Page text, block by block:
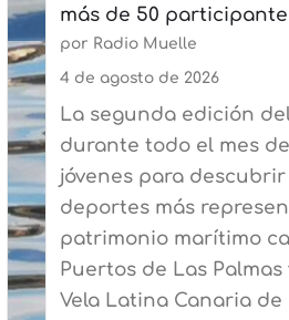
acumulado
del
6,8%
más de 50
por Radio Muelle
4 de agosto de 2026
La segunda edición
durante todo el mes
jóvenes para
deportes más
patrimonio marítimo
Puertos de Las
Vela Latina Canaria